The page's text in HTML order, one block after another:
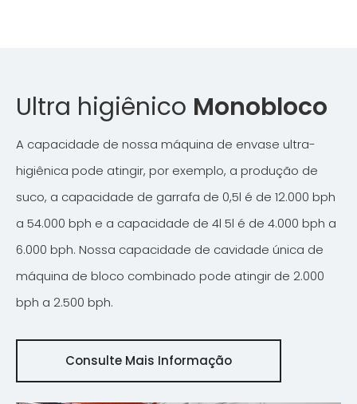
Ultra higiênico Monobloco
A capacidade de nossa máquina de envase ultra-
higiênica pode atingir, por exemplo, a produção de
suco, a capacidade de garrafa de 0,5l é de 12.000 bph
a 54.000 bph e a capacidade de 4l 5l é de 4.000 bph a
6.000 bph. Nossa capacidade de cavidade única de
máquina de bloco combinado pode atingir de 2.000
bph a 2.500 bph.
Consulte Mais Informação